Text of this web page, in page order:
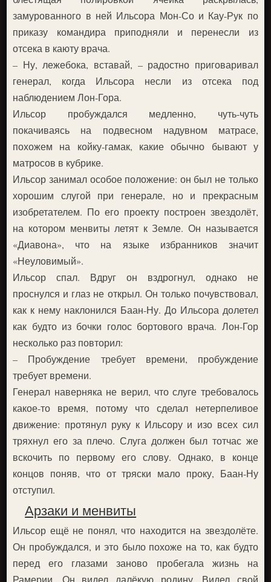
замурованного в ней Ильсора Мон-Со и Кау-Рук по
приказу командира приподняли и перенесли из
отсека в каюту врача.
– Ну, лежебока, вставай, – радостно приговаривал
генерал, когда Ильсора несли из отсека под
наблюдением Лон-Гора.
Ильсор пробуждался медленно, чуть-чуть
покачиваясь на подвесном надувном матрасе,
похожем на койку-гамак, какие обычно бывают у
матросов в кубрике.
Ильсор занимал особое положение: он был не только
хорошим слугой при генерале, но и прекрасным
изобретателем. По его проекту построен звездолёт,
на котором менвиты летят к Земле. Он называется
«Диавона», что на языке избранников значит
«Неуловимый».
Ильсор спал. Вдруг он вздрогнул, однако не
проснулся и глаз не открыл. Он только почувствовал,
как к нему наклонился Баан-Ну. До Ильсора долетел
как будто из бочки голос бортового врача. Лон-Гор
несколько раз повторил:
– Пробуждение требует времени, пробуждение
требует времени.
Генерал наверняка не верил, что слуге требовалось
какое-то время, потому что сделал нетерпеливое
движение: протянул руку к Ильсору и изо всех сил
тряхнул его за плечо. Слуга должен был тотчас же
вскочить по первому его слову. Однако, в конце
концов поняв, что от тряски мало проку, Баан-Ну
отступил.
Арзаки и менвиты
Ильсор ещё не понял, что находится на звездолёте.
Он пробуждался, и это было похоже на то, как будто
перед его глазами заново пробегала жизнь на
Рамерии. Он видел далёкую родину. Видел свой